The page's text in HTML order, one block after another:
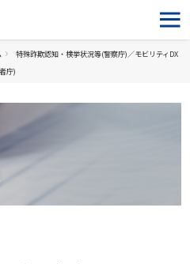
特殊詐欺認知・検挙状況等(警察庁)／モビリティDX
庁)